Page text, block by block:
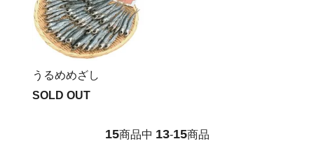
うるめめざし
SOLD OUT
15商品中 13-15商品